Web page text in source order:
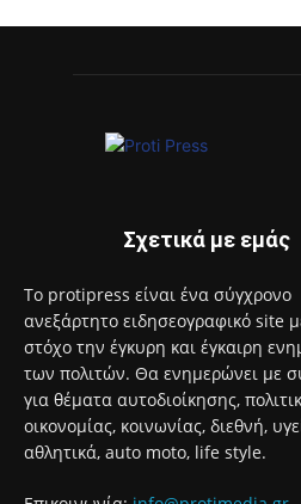
Έναρξη του προγράμματος
αδέσποτων γατών του Δήμου
8 Αυγούστου 2026
Με το Παρατηρητήριο Έργων η
ένα από τα πρώτα ολοκληρωμένα
Ευρώπη για τη διαφάνεια και τη
8 Αυγούστου 2026